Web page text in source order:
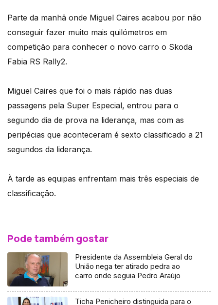
Parte da manhã onde Miguel Caires acabou por não
conseguir fazer muito mais quilómetros em
competição para conhecer o novo carro o Skoda
Fabia RS Rally2.
Miguel Caires que foi o mais rápido nas duas
passagens pela Super Especial, entrou para o
segundo dia de prova na liderança, mas com as
peripécias que aconteceram é sexto classificado a 21
segundos da liderança.
À tarde as equipas enfrentam mais três especiais de
classificação.
Pode também gostar
Presidente da Assembleia Geral do
União nega ter atirado pedra ao
carro onde seguia Pedro Araújo
Ticha Penicheiro distinguida para o